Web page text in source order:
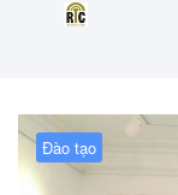
Đào tạo